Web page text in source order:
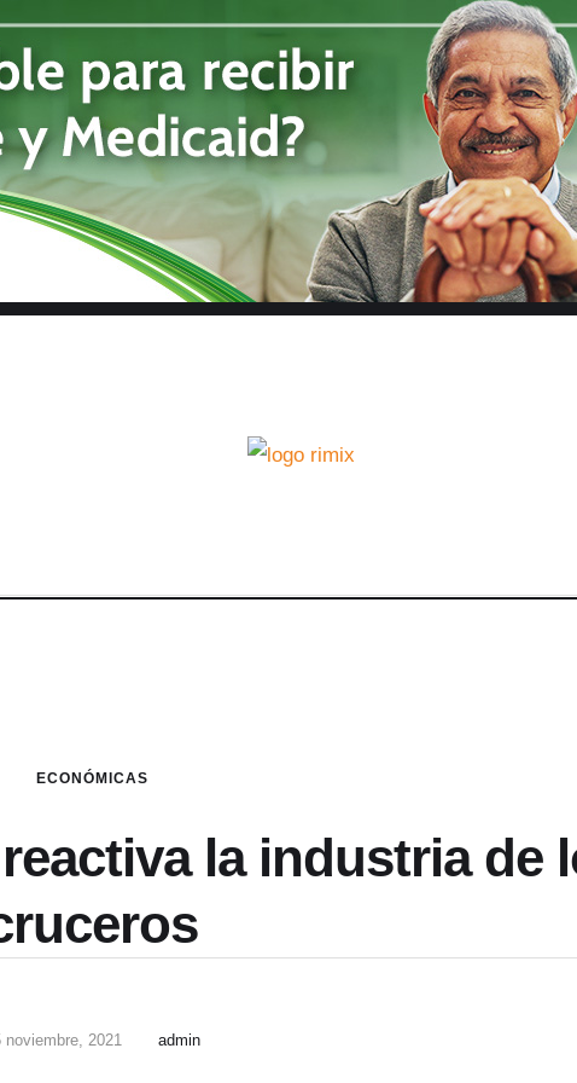
ECONÓMICAS
la industria de
noviembre, 2021 admin